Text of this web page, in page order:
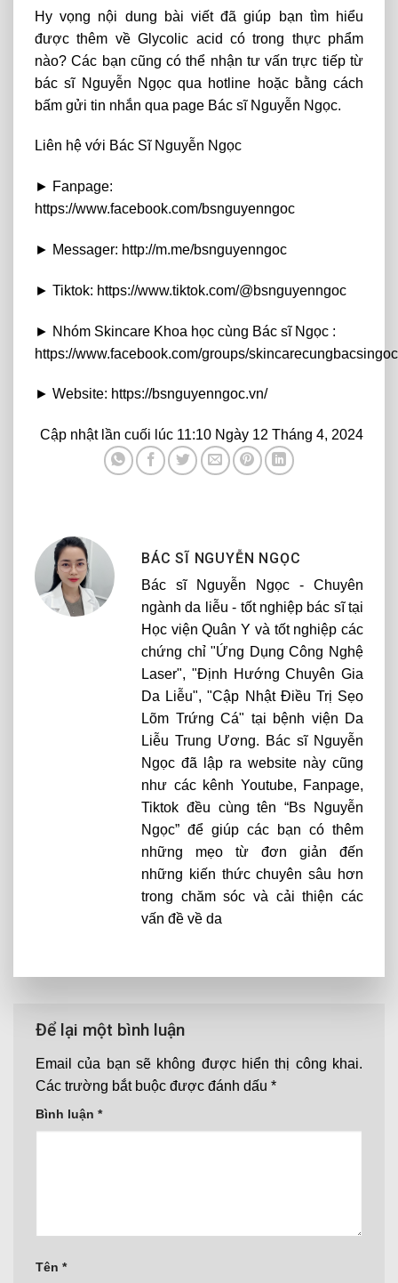
Hy vọng nội dung bài viết đã giúp bạn tìm hiểu
được thêm về Glycolic acid có trong thực phẩm
nào? Các bạn cũng có thể nhận tư vấn trực tiếp từ
bác sĩ Nguyễn Ngọc qua hotline hoặc bằng cách
bấm gửi tin nhắn qua page Bác sĩ Nguyễn Ngọc.
Liên hệ với Bác Sĩ Nguyễn Ngọc
► Fanpage:
https://www.facebook.com/bsnguyenngoc
► Messager: http://m.me/bsnguyenngoc
► Tiktok: https://www.tiktok.com/@bsnguyenngoc
► Nhóm Skincare Khoa học cùng Bác sĩ Ngọc :
https://www.facebook.com/groups/skincarecungbacsingoc
► Website: https://bsnguyenngoc.vn/
Cập nhật lần cuối lúc 11:10 Ngày 12 Tháng 4, 2024
BÁC SĨ NGUYỄN NGỌC
Bác sĩ Nguyễn Ngọc - Chuyên
ngành da liễu - tốt nghiệp bác sĩ tại
Học viện Quân Y và tốt nghiệp các
chứng chỉ "Ứng Dụng Công Nghệ
Laser", "Định Hướng Chuyên Gia
Da Liễu", "Cập Nhật Điều Trị Sẹo
Lõm Trứng Cá" tại bệnh viện Da
Liễu Trung Ương. Bác sĩ Nguyễn
Ngọc đã lập ra website này cũng
như các kênh Youtube, Fanpage,
Tiktok đều cùng tên “Bs Nguyễn
Ngọc” để giúp các bạn có thêm
những mẹo từ đơn giản đến
những kiến thức chuyên sâu hơn
trong chăm sóc và cải thiện các
vấn đề về da
Để lại một bình luận
Email của bạn sẽ không được hiển thị công khai.
Các trường bắt buộc được đánh dấu *
Bình luận *
Tên *